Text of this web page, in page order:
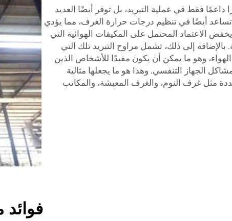
داعمًا فقط في عملية التبريد، بل توفر أيضًا العديد
أيضًا في تنظيم درجات حرارة الغرف، مما يؤدي
الاعتماد المحتمل على المكيفات الهوائية التي
بالإضافة إلى ذلك، تشمل مراوح التبريد تلك التي
وهو ما يمكن أن يكون مفيدًا للأشخاص الذين
الجهاز التنفسي. وهذا هو ما يجعلها مثالية
مثل غرف النوم، والغرف المعيشة، والمكاتب
فوائد